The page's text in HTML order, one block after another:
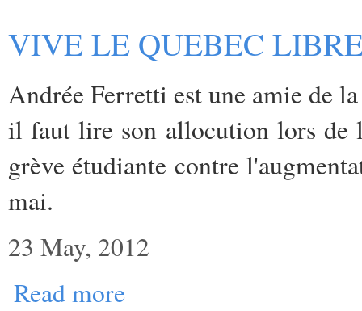
VIVE LE QUEBEC
Andrée Ferretti est une amie de
il faut lire son allocution lors de
grève étudiante contre
mai.
23 May, 2012
Read more